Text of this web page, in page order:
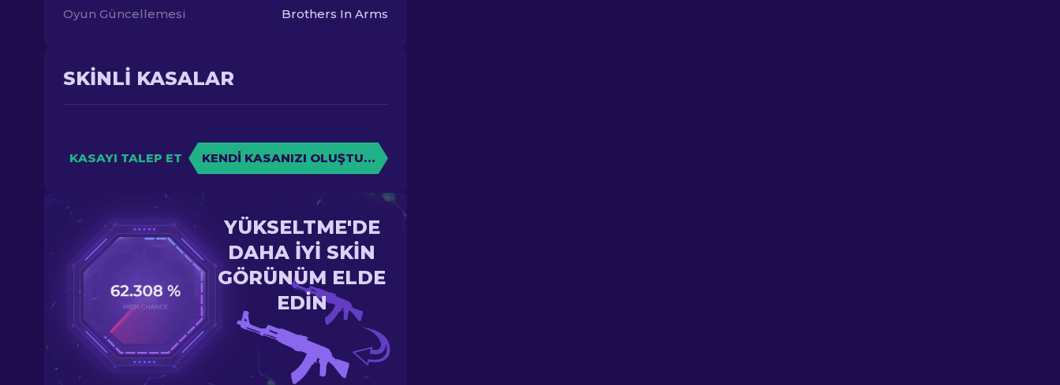
Oyun Güncellemesi
Brothers In Arms
SKINLI KASALAR
KASAYI TALEP ET KENDI KASANIZI OLUŞTURUN
YÜKSELTME'DE
DAHA IYI SKIN
GÖRÜNÜM ELDE
EDIN